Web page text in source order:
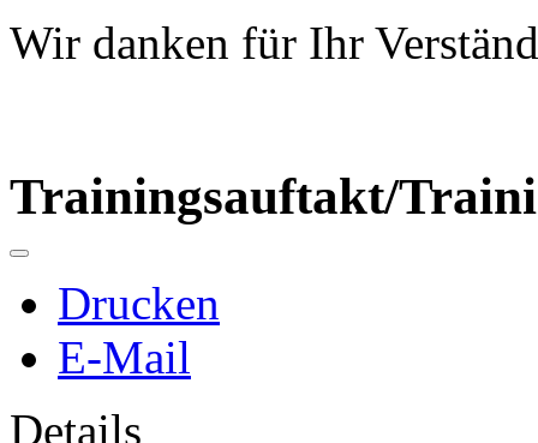
Wir danken für Ihr
Trainingsauftakt/
Drucken
E-Mail
Details